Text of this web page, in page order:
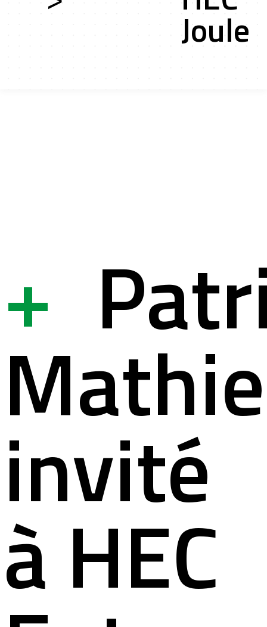
à la
pour
Joule
+
invité
à HEC